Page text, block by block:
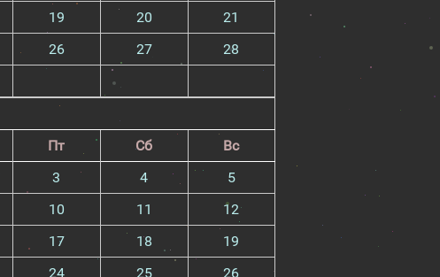
19 20
21
26 27
28
Пт Сб
Вс
3 4
5
10 11
12
17 18
19
24 25
26